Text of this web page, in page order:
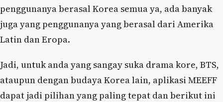
penggunanya berasal Korea semua ya, ada banyak
juga yang penggunanya yang berasal dari Amerika
Latin dan Eropa.
Jadi, untuk anda yang sangay suka drama kore, BTS,
ataupun dengan budaya Korea lain, aplikasi MEEFF
dapat jadi pilihan yang paling tepat dan berikut ini